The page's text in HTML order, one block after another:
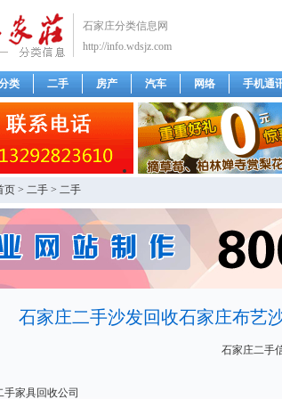
石家庄分类信息网
http://info.wdsjz.com
类 二手 房产 汽车 网络 手机通
页 > 二手 > 二手
石家庄二手沙发回收石家庄布艺
石家庄二手
手家具回收公司